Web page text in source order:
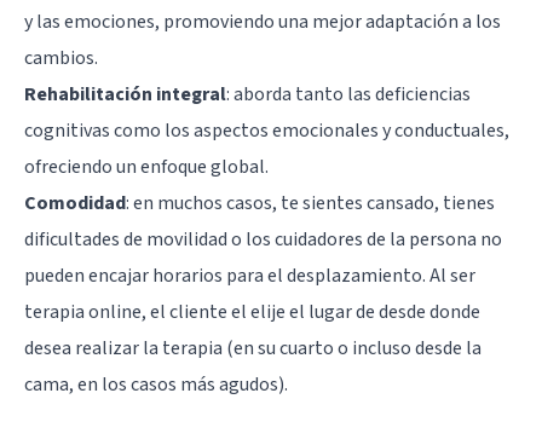
y las emociones, promoviendo una mejor adaptación a los
cambios.
Rehabilitación integral: aborda tanto las deficiencias
cognitivas como los aspectos emocionales y conductuales,
ofreciendo un enfoque global.
Comodidad: en muchos casos, te sientes cansado, tienes
dificultades de movilidad o los cuidadores de la persona no
pueden encajar horarios para el desplazamiento. Al ser
terapia online, el cliente el elije el lugar de desde donde
desea realizar la terapia (en su cuarto o incluso desde la
cama, en los casos más agudos).